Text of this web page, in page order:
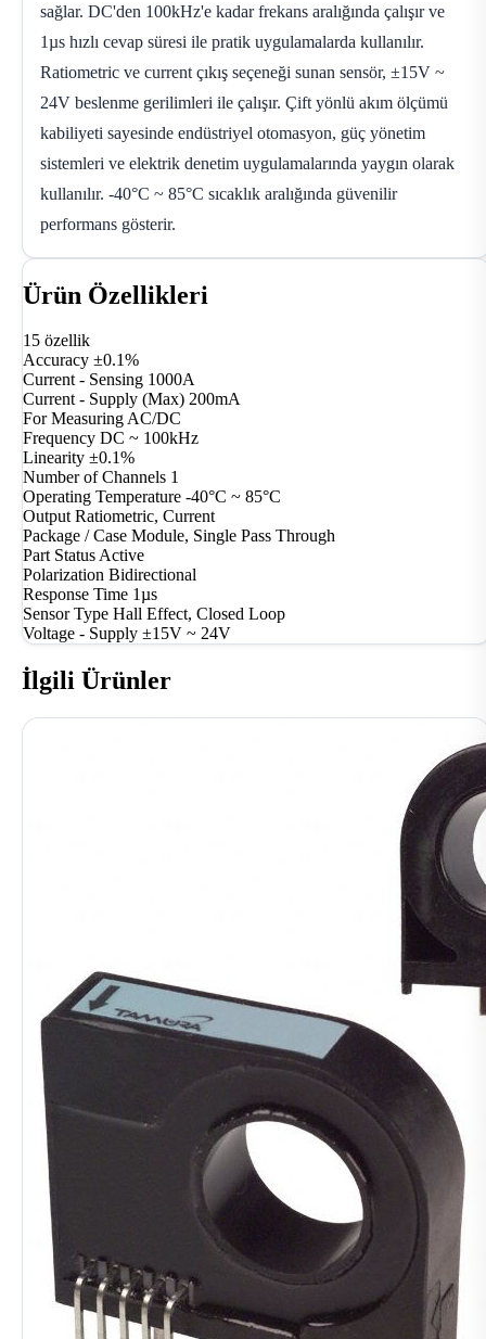
sağlar. DC'den 100kHz'e kadar frekans aralığında çalışır ve
1µs hızlı cevap süresi ile pratik uygulamalarda kullanılır.
Ratiometric ve current çıkış seçeneği sunan sensör, ±15V ~
24V beslenme gerilimleri ile çalışır. Çift yönlü akım ölçümü
kabiliyeti sayesinde endüstriyel otomasyon, güç yönetim
sistemleri ve elektrik denetim uygulamalarında yaygın olarak
kullanılır. -40°C ~ 85°C sıcaklık aralığında güvenilir
performans gösterir.
Ürün Özellikleri
15 özellik
Accuracy ±0.1%
Current - Sensing 1000A
Current - Supply (Max) 200mA
For MeasuringAC/DC
Frequency DC ~ 100kHz
Linearity ±0.1%
Number of Channels 1
Operating Temperature -40°C ~ 85°C
Output Ratiometric, Current
Package / Case Module, Single Pass Through
Part StatusActive
Polarization Bidirectional
Response Time 1µs
Sensor Type Hall Effect, Closed Loop
Voltage - Supply ±15V ~ 24V
İlgili Ürünler